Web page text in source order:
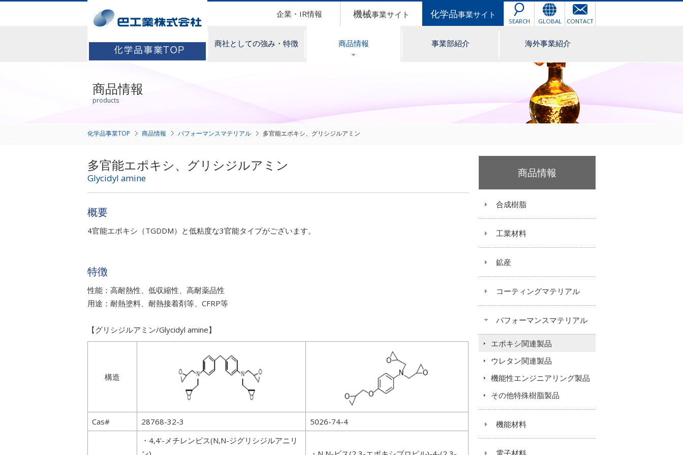
企業・IR情報 機械事業サイト 化学品事業サイト
SEARCH GLOBAL CONTACT
商社としての強み・特徴 商品情報 事業部紹介 海外事業紹介
商品情報
products
化学品事業TOP 商品情報 パフォーマンスマテリアル 多官能エポキシ、グリシジルアミン
多官能エポキシ、グリシジルアミン
Glycidyl amine
概要
4官能エポキシ（TGDDM）と低粘度な3官能タイプがございます。
特徴
性能：高耐熱性、低収縮性、高耐薬品性
用途：耐熱塗料、耐熱接着剤等、CFRP等
【グリシジルアミン/Glycidyl amine】
構造
Cas# 28768-32-3
5026-74-4
・4,4'-メチレンビス(N,N-ジグリシジルアニリ
商品情報
合成樹脂
工業材料
鉱産
コーティングマテリアル
パフォーマンスマテリアル
エポキシ関連製品
ウレタン関連製品
機能性エンジニアリング製品
その他特殊樹脂製品
機能材料
電子材料